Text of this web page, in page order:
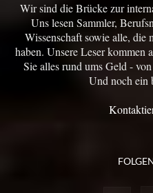
Wir sind die Brücke zur
Uns lesen Sammler,
Wissenschaft sowie alle, die
haben. Unsere Leser kommen
Sie alles rund ums Geld -
Und noch ein